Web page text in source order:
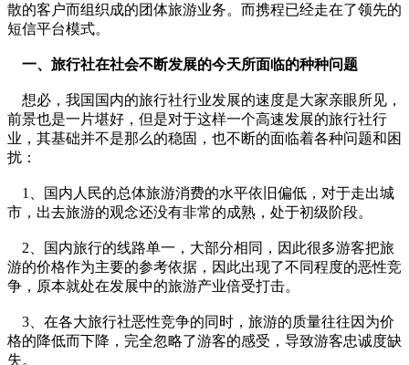
散的客户而组织成的团体旅游业务。而携程已经走在了领先的
短信平台模式。
一、旅行社在社会不断发展的今天所面临的种种问题
想必，我国国内的旅行社行业发展的速度是大家亲眼所见，
前景也是一片堪好，但是对于这样一个高速发展的旅行社行
业，其基础并不是那么的稳固，也不断的面临着各种问题和困
扰：
1、国内人民的总体旅游消费的水平依旧偏低，对于走出城
市，出去旅游的观念还没有非常的成熟，处于初级阶段。
2、国内旅行的线路单一，大部分相同，因此很多游客把旅
游的价格作为主要的参考依据，因此出现了不同程度的恶性竞
争，原本就处在发展中的旅游产业倍受打击。
3、在各大旅行社恶性竞争的同时，旅游的质量往往因为价
格的降低而下降，完全忽略了游客的感受，导致游客忠诚度缺
失。